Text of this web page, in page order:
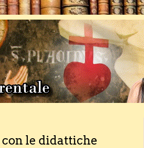
le didattiche